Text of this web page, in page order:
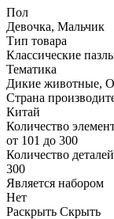
Пол
Девочка, Мальчик
Тип товара
Классические
Тематика
Дикие животные,
Страна
Китай
Количество
от 101 до 300
Количество
300
Является набором
Нет
Раскрыть Скрыть